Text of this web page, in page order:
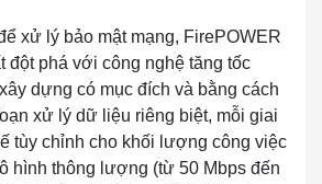
xử lý bảo mật mạng, FirePOWER
đột phá với công nghệ tăng tốc
dựng có mục đích và bằng cách
xử lý dữ liệu riêng biệt, mỗi giai
tùy chỉnh cho khối lượng công việc
hình thông lượng (từ 50 Mbps đến